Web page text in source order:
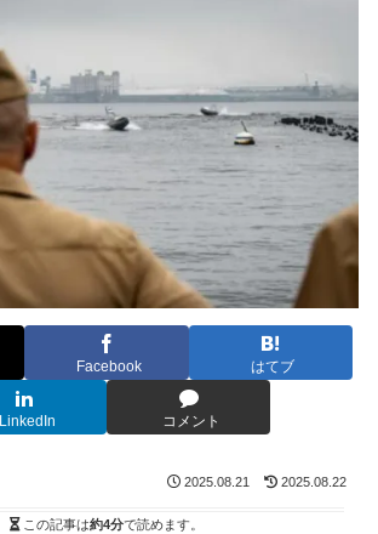
Facebook はてブ
LinkedIn コメント
2025.08.21 2025.08.22
この記事は約4分で読めます。